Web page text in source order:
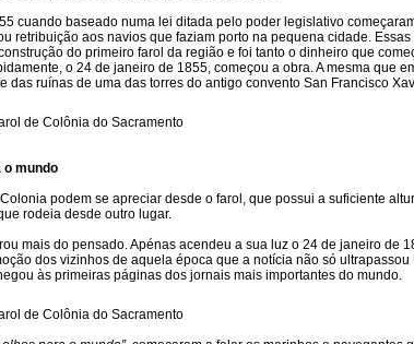
cuando baseado numa lei ditada pelo poder legislativo
retribuição aos navios que faziam porto na pequena cidade. Essas
do primeiro farol da região e foi tanto o dinheiro que
o 24 de janeiro de 1855, começou a obra. A mesma que
das ruínas de uma das torres do antigo convento San Francisco
o mundo
podem se apreciar desde o farol, que possui a suficiente
rodeia desde outro lugar.
mais do pensado. Apénas acendeu a sua luz o 24 de janeiro de
dos vizinhos de aquela época que a notícia não só ultrapassou
às primeiras páginas dos jornais mais importantes do mundo.